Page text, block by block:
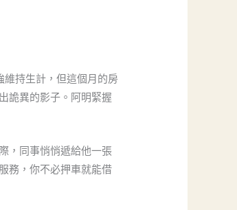
維持生計，但這個月的房
詭異的影子。阿明緊握
，同事悄悄遞給他一張
務，你不必押車就能借